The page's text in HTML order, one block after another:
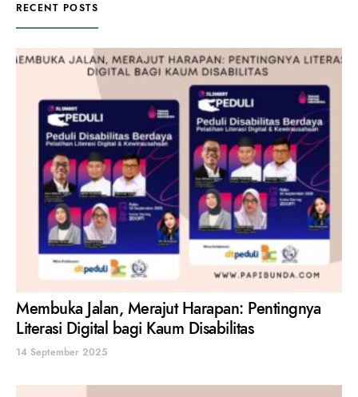
RECENT POSTS
Membuka Jalan, Merajut Harapan: Pentingnya
Literasi Digital bagi Kaum Disabilitas
14 September 2025